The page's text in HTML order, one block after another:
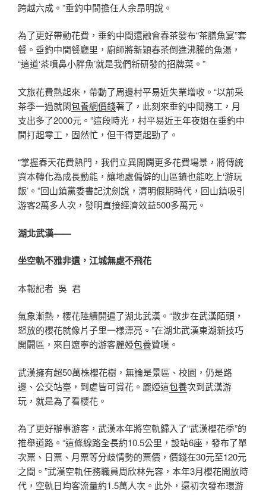
跨越六成。”垂釣中間擔任人余昂明說。
為了更好帶動花費，垂釣中間還融會春茶發布“茶膳魚宴”套
餐。垂釣中間餐廳里，廚師將新穎春茶倒進沸騰的魚湯，
“這道‘茶噴鼻小胖魚’就是我們新研發的招牌菜。”
文旅花費熱起來，帶動了周邊村平易近失業增收。“以前采
茶季一過就閑包養網價錢著了，此刻來垂釣中間務工，月
支出多了2000元。”這段時光，村平易近王年夜姐在垂釣中
間打起零工，固然忙，但干得更起勁了。
“掌握春天花費熱門，我們立異開闢更多花費場景，將傳統
資本轉化為成長動能，讓地處偏僻的山區鎮也能吃上‘游玩
飯’。”回山鎮黨委書記沈劍說，清明假期時代，回山鎮吸引
游客2萬多人次，發明直接經濟效益500多萬元。
湖北武漢——
坐空軌不雅非遺，江城無處不飛花
本報記者 吳 君
氣象漸熱，櫻花陸續開遍了湖北武漢。“散步在武漢陌頭，
怒放的櫻花就像片子里一樣漂亮。”在湖北武漢東湖新技巧
開闢區，來自遼寧的游客麗婭包養贊嘆。
武漢擁有超50萬株櫻花樹，無論是景區、校園，仍是路
邊、公交站臺，到處皆可賞花。麗婭這包養次到武漢游
玩，就是為了看櫻花。
為了更好辦事游客，武漢本年將空軌歸入了“武漢櫻花季”的
推舉道路。“這條線路全長約10.5公里，設站6座，發布了單
次票、日票、月票等分歧情勢的票價，價錢在30元至120元
之間。”武漢空軌任務職員周欣林先容，本年3月櫻花開放時
代，空軌日均客流量約1.5萬人次。此外，還初次發布環游